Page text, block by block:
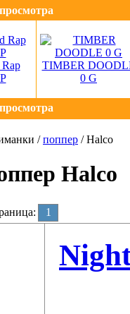
Rap
TIMBER
0 G
/поппер / Halco
Halco
1